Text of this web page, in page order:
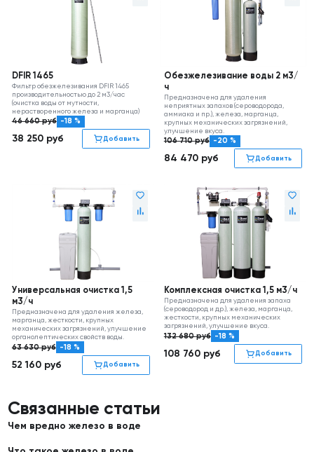
DFIR 1465
Фильтр обезжелезивания DFIR 1465
производительностью до 2 м3/час
(очистка воды от мутности,
нерастворенного железа и марганца)
46 660руб -18 %
38 250 руб Добавить
Обезжелезивание воды 2 м3/
ч
Предназначена для удаления
неприятных запахов (сероводорода,
аммиака и пр.), железа, марганца,
крупных механических загрязнений,
улучшение вкуса.
106 710руб -20 %
84 470 руб Добавить
Универсальная очистка 1,5
м3/ч
Предназначена для удаления железа,
марганца, жесткости, крупных
механических загрязнений, улучшение
органолептических свойств воды.
63 630руб -18 %
52 160 руб Добавить
Комплексная очистка 1,5 м3/ч
Предназначена для удаления запаха
(сероводород и др.), железа, марганца,
жесткости, крупных механических
загрязнений, улучшение вкуса.
132 680руб -18 %
108 760 руб Добавить
Связанные статьи
Чем вредно железо в воде